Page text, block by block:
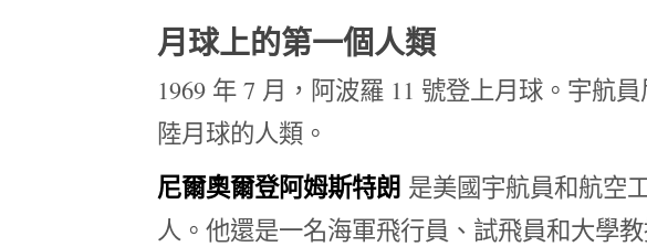
月球上的第一個人類
1969 年 7 月，阿波羅 11 號登上月球。宇航
陸月球的人類。
尼爾奧爾登阿姆斯特朗 是美國宇航員和航空
人。他還是一名海軍飛行員、試飛員和大學教